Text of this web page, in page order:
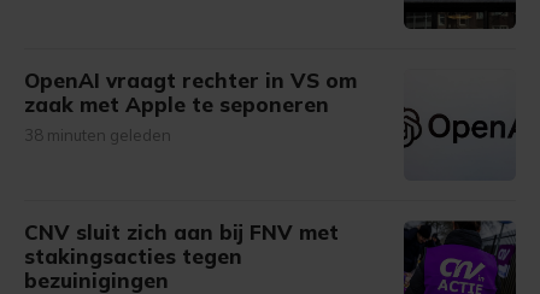
OpenAI vraagt rechter in VS om
zaak met Apple te seponeren
38 minuten geleden
CNV sluit zich aan bij FNV met
stakingsacties tegen
bezuinigingen